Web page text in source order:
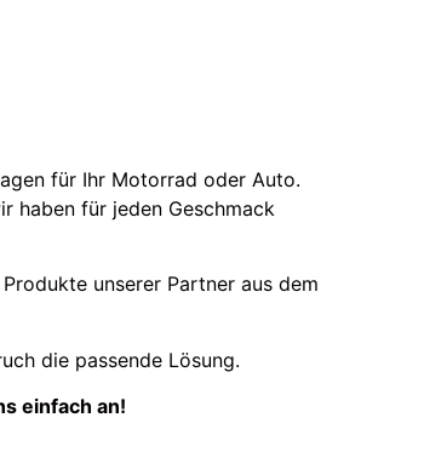
für Ihr Motorrad oder Auto.
haben für jeden Geschmack
unserer Partner aus dem
die passende Lösung.
einfach an!